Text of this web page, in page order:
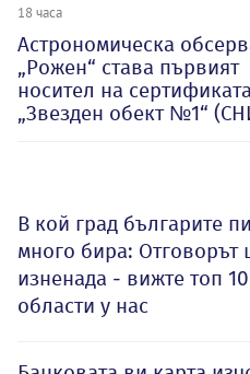
18 часа
Астрономическа
„Рожен“ става първият
носител на сертификата
„Звезден обект №1“
В кой град българите
много бира: Отговорът
изненада - вижте топ
области у нас